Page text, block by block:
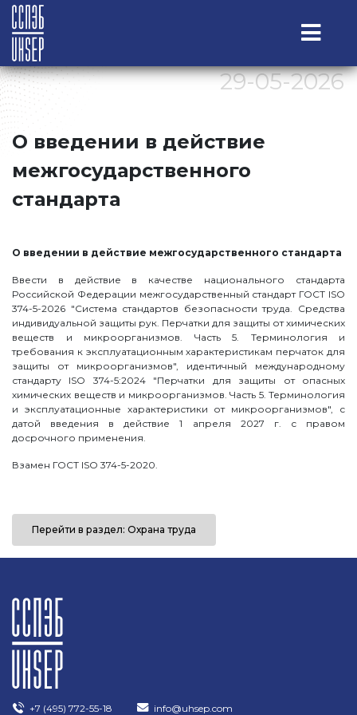
29-05-2026
О введении в действие
межгосударственного
стандарта
О введении в действие межгосударственного стандарта
Ввести в действие в качестве национального стандарта
Российской Федерации межгосударственный стандарт ГОСТ ISO
374-5-2026 "Система стандартов безопасности труда. Средства
индивидуальной защиты рук. Перчатки для защиты от химических
веществ и микроорганизмов. Часть 5. Терминология и
требования к эксплуатационным характеристикам перчаток для
защиты от микроорганизмов", идентичный международному
стандарту ISO 374-5:2024 "Перчатки для защиты от опасных
химических веществ и микроорганизмов. Часть 5. Терминология
и эксплуатационные характеристики от микроорганизмов", с
датой введения в действие 1 апреля 2027 г. с правом
досрочного применения.
Взамен ГОСТ ISO 374-5-2020.
Перейти в раздел: Охрана труда
+7 (495) 772-55-18 info@uhsep.com